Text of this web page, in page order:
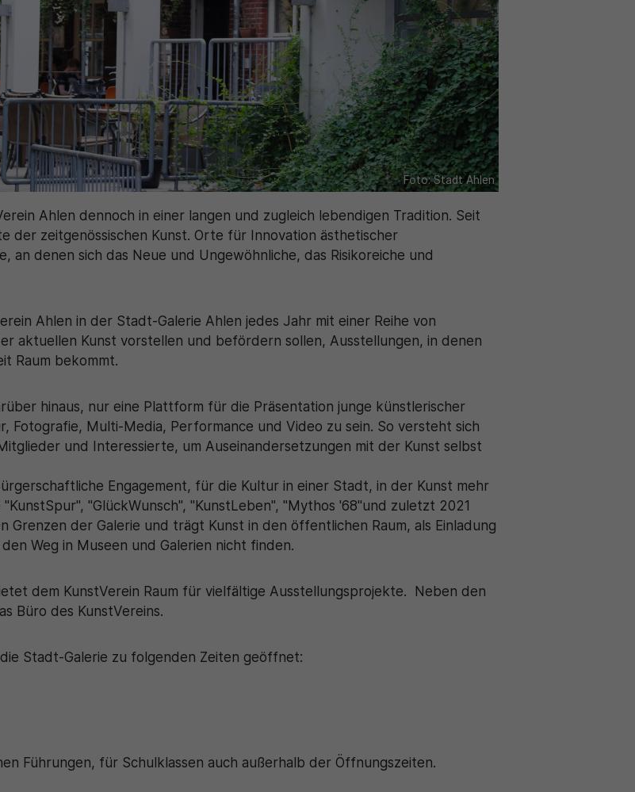
Foto: Stadt Ahlen
Ahlen dennoch in einer langen und zugleich lebendigen Tradition. Seit
der zeitgenössischen Kunst. Orte für Innovation ästhetischer
denen sich das Neue und Ungewöhnliche, das Risikoreiche und
Ahlen in der Stadt-Galerie Ahlen jedes Jahr mit einer Reihe von
aktuellen Kunst vorstellen und befördern sollen, Ausstellungen, in denen
Raum bekommt.
hinaus, nur eine Plattform für die Präsentation junge künstlerischer
Fotografie, Multi-Media, Performance und Video zu sein. So versteht sich
und Interessierte, um Auseinandersetzungen mit der Kunst selbst
Engagement, für die Kultur in einer Stadt, in der Kunst mehr
"GlückWunsch", "KunstLeben", "Mythos '68"und zuletzt 2021
Grenzen der Galerie und trägt Kunst in den öffentlichen Raum, als Einladung
Weg in Museen und Galerien nicht finden.
dem KunstVerein Raum für vielfältige Ausstellungsprojekte. Neben den
Büro des KunstVereins.
Stadt-Galerie zu folgenden Zeiten geöffnet:
Führungen, für Schulklassen auch außerhalb der Öffnungszeiten.
generierte ID, für die historische Speicherung
Ihrer vorgenommen Einstellungen, falls der
Webseiten-Betreiber dies eingestellt hat.
Details wie die eindeutige Besucher-ID zu
speichern.
_pk_ses\..*$
Matomo
30 Minuten
Wird für statistische Zwecke verwendet, um
speichern.